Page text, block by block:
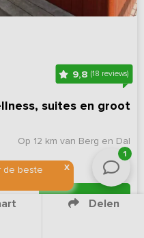
9,8(18 reviews)
suites en groot
Op 12 km van Berg en Dal
Bekijk details
X
de beste
1
Delen